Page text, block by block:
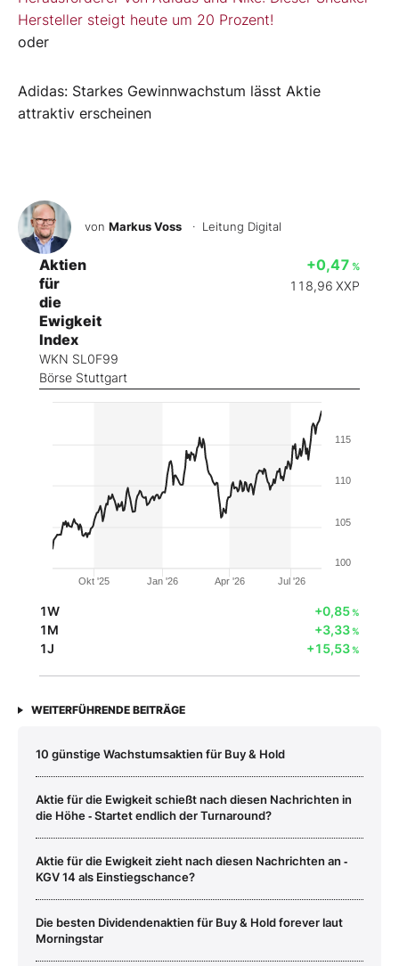
Hersteller steigt heute um 20 Prozent!
oder
Adidas: Starkes Gewinnwachstum lässt Aktie
attraktiv erscheinen
von Markus Voss · Leitung Digital
Aktien
für
die
Ewigkeit
Index
WKN SL0F99
Börse Stuttgart
+0,47 %
118,96 XXP
Jul '26
Okt '25 Jan '26 Apr '26
100
105
110
115
1W +0,85%
1M +3,33%
1J +15,53%
WEITERFÜHRENDE BEITRÄGE
10 günstige Wachstumsaktien für Buy & Hold
Aktie für die Ewigkeit schießt nach diesen Nachrichten in
die Höhe ‑ Startet endlich der Turnaround?
Aktie für die Ewigkeit zieht nach diesen Nachrichten an ‑
KGV 14 als Einstiegschance?
Die besten Dividendenaktien für Buy & Hold forever laut
Morningstar